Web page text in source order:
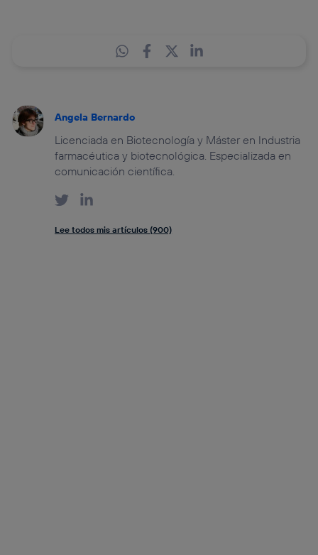
Angela Bernardo
Licenciada en Biotecnología y Máster en Industria
farmacéutica y biotecnológica. Especializada en
comunicación científica.
Lee todos mis artículos (900)